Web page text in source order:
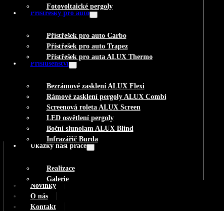
Fotovoltaické pergoly
Přístřešky pro auto
Přístřešek pro auto Carbo
Přístřešek pro auto Trapez
Přístřešek pro auta ALUX Thermo
Příslušenství
Bezrámové zasklení ALUX Flexi
Rámové zasklení pergoly ALUX Combi
Screenová roleta ALUX Screen
LED osvětlení pergoly
Boční slunolam ALUX Blind
Infrazářič Burda
Ukázky naší práce
Realizace
Galerie
Novinky
O nás
Kontakt